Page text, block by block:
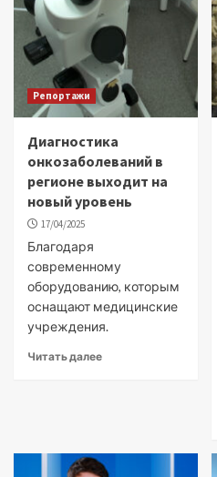
Репортажи
Диагностика
онкозаболеваний в
регионе выходит на
новый уровень
17/04/2025
Благодаря
современному
оборудованию, которым
оснащают медицинские
учреждения.
Читать далее